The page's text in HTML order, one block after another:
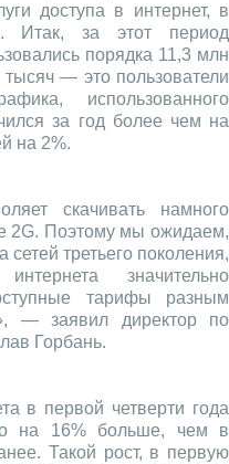
доступа в интернет, в
Итак, за этот период
порядка 11,3 млн
— это пользователи
использованного
за год более чем на
на 2%.
скачивать намного
2G. Поэтому мы ожидаем,
сетей третьего поколения,
значительно
тарифы разным
— заявил директор по
Горбань.
в первой четверти года
на 16% больше, чем в
Такой рост, в первую